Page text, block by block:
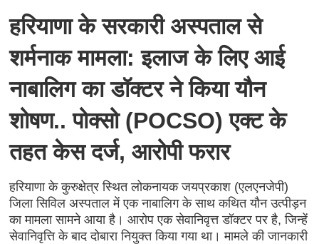
हरियाणा के सरकारी अस्पताल से
शर्मनाक मामला: इलाज के लिए आई
नाबालिग का डॉक्टर ने किया यौन
शोषण.. पोक्सो (POCSO) एक्ट के
तहत केस दर्ज, आरोपी फरार
हरियाणा के कुरुक्षेत्र स्थित लोकनायक जयप्रकाश (एलएनजेपी)
जिला सिविल अस्पताल में एक नाबालिग के साथ कथित यौन उत्पीड़न
का मामला सामने आया है। आरोप एक सेवानिवृत्त डॉक्टर पर है, जिन्हें
सेवानिवृत्ति के बाद दोबारा नियुक्त किया गया था। मामले की जानकारी